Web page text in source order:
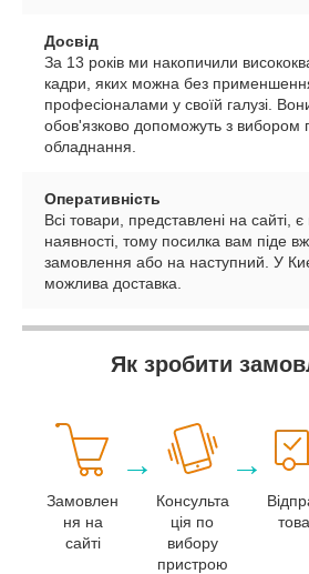
Досвід
За 13 років ми накопичили
кадри, яких можна без
професіоналами у своїй галузі.
обов'язково допоможуть з вибором
обладнання.
Оперативність
Всі товари, представлені на сайті, є
наявності, тому посилка вам піде
замовлення або на наступний. У
можлива доставка.
Як зробити
→ →
Замовлен
ня на
сайті
Консульта
ція по
вибору
пристрою